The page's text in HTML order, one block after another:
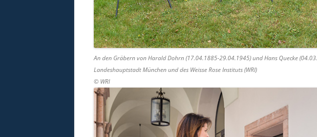
An den Gräbern von Harald Dohrn (17.04.1885-29.04.1945) und Hans Quecke
Landeshauptstadt München und des Weisse Rose Instituts (WRI)
© WRI